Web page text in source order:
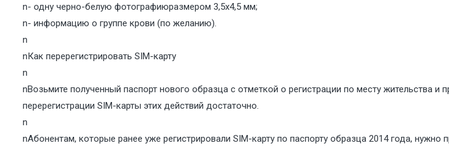
n- одну черно-белую фотографиюразмером 3,5х4,5 мм;
n- информацию о группе крови (по желанию).
n
nКак перерегистрировать SIM-карту
n
nВозьмите полученный паспорт нового образца с отметкой о регистрации по месту жительства
перерегистрации SIM-карты этих действий достаточно.
n
nАбонентам, которые ранее уже регистрировали SIM-карту по паспорту образца 2014 года,